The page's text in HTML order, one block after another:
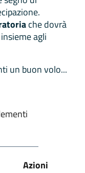
che dovrà
agli
un buon volo...
Azioni